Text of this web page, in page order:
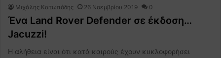
Μιχάλης Κατωπόδης 26 Νοεμβρίου 2019 0
Ένα Land Rover Defender σε έκδοση…
Jacuzzi!
Η αλήθεια είναι ότι κατά καιρούς έχουν κυκλοφορήσει